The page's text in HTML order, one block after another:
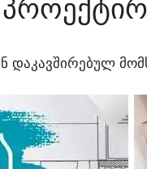
ᲓᲐᲙᲐᲕᲨᲘᲠᲔᲑᲣᲚ